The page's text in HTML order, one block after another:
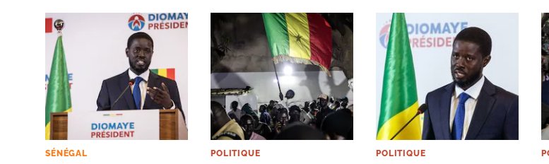
SÉNÉGAL POLITIQUE POLITIQUE